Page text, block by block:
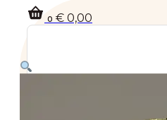
0 € 0,00